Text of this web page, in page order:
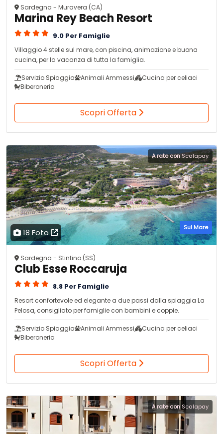
Sardegna - Muravera (CA)
Marina Rey Beach Resort
9.0 Per Famiglie
Villaggio 4 stelle sul mare, con piscina, animazione e buona
cucina, per la vacanza di tutta la famiglia.
Servizio Spiaggia Animali Ammessi
Cucina per celiaci
Biberoneria
Scopri Offerta
18 Foto
A rate conScalapay
Sul Mare
Sardegna - Stintino (SS)
Club Esse Roccaruja
8.8 Per Famiglie
Resort confortevole ed elegante a due passi dalla spiaggia La
Pelosa, consigliato per famiglie con bambini e coppie.
Servizio Spiaggia Animali Ammessi
Cucina per celiaci
Biberoneria
Scopri Offerta
A rate conScalapay